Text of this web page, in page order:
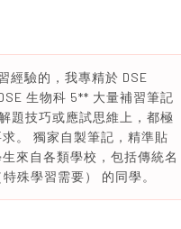
經驗的，我專精於 DSE
生物科 5** 大量補習筆記
題技巧或應試思維上，都極
。 獨家自製筆記，精準貼
來自各類學校，包括傳統名
殊學習需要） 的同學。